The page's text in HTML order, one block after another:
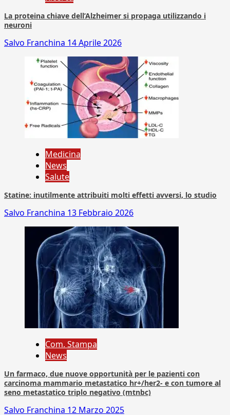
La proteina chiave dell’Alzheimer si propaga utilizzando i
neuroni
Salvo Franchina 14 Aprile 2026
Medicina
News
Salute
Statine: inutilmente attribuiti molti effetti avversi, lo studio
Salvo Franchina 13 Febbraio 2026
Com. Stampa
News
Un farmaco, due nuove opportunità per le pazienti con
carcinoma mammario metastatico hr+/her2- e con tumore al
seno metastatico triplo negativo (mtnbc)
Salvo Franchina 12 Marzo 2025